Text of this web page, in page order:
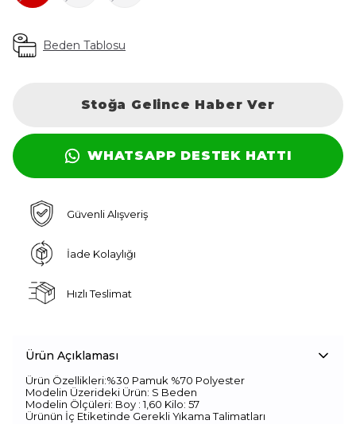
Beden Tablosu
Stoğa Gelince Haber Ver
WHATSAPP DESTEK HATTI
Güvenli Alışveriş
İade Kolaylığı
Hızlı Teslimat
Ürün Açıklaması
Ürün Özellikleri:%30 Pamuk %70 Polyester
Modelin Üzerideki Ürün: S Beden
Modelin Ölçüleri: Boy : 1,60 Kilo: 57
Ürünün İç Etiketinde Gerekli Yıkama Talimatları